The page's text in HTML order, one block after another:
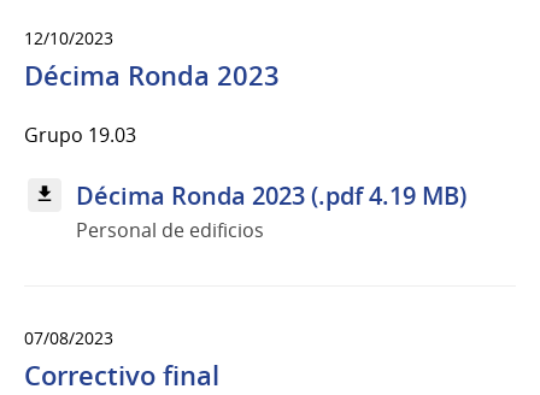
12/10/2023
Décima Ronda 2023
Grupo 19.03
Décima Ronda 2023 (.pdf 4.19 MB)
Personal de edificios
07/08/2023
Correctivo final